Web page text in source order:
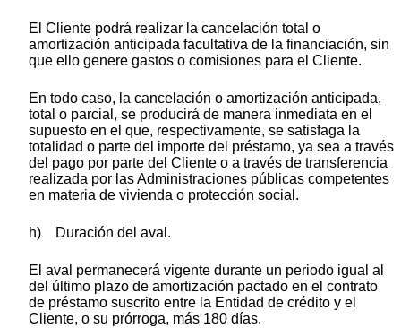
El Cliente podrá realizar la cancelación total o
amortización anticipada facultativa de la financiación, sin
que ello genere gastos o comisiones para el Cliente.
En todo caso, la cancelación o amortización anticipada,
total o parcial, se producirá de manera inmediata en el
supuesto en el que, respectivamente, se satisfaga la
totalidad o parte del importe del préstamo, ya sea a través
del pago por parte del Cliente o a través de transferencia
realizada por las Administraciones públicas competentes
en materia de vivienda o protección social.
h) Duración del aval.
El aval permanecerá vigente durante un periodo igual al
del último plazo de amortización pactado en el contrato
de préstamo suscrito entre la Entidad de crédito y el
Cliente, o su prórroga, más 180 días.